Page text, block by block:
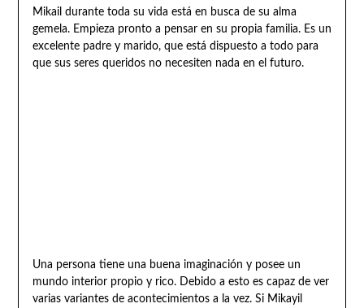
Mikail durante toda su vida está en busca de su alma
gemela. Empieza pronto a pensar en su propia familia. Es un
excelente padre y marido, que está dispuesto a todo para
que sus seres queridos no necesiten nada en el futuro.
Una persona tiene una buena imaginación y posee un
mundo interior propio y rico. Debido a esto es capaz de ver
varias variantes de acontecimientos a la vez. Si Mikayil